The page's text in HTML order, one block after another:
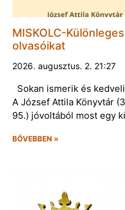
MISKOLC-
olvasóikat
2026. augusztus. 2. 21:27
Sokan ismerik és
A József Attila Könyvtár
95.) jóvoltából most egy
BŐVEBBEN »